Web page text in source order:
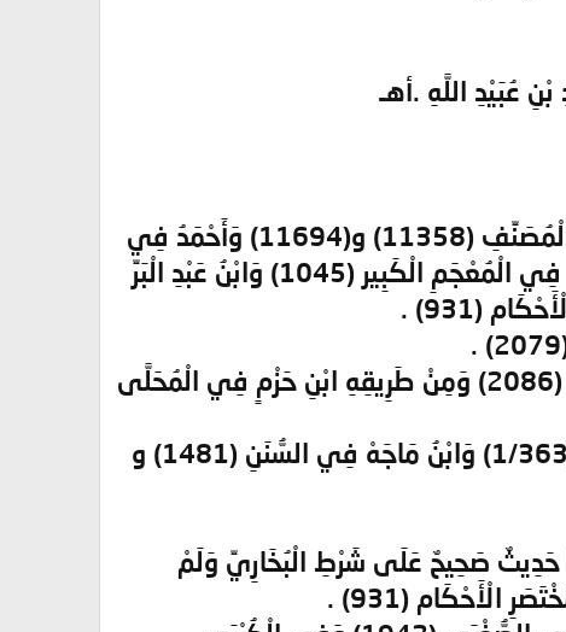
عُبَيْدِ اللَّهِ .أهـ
- وكيعُ بْنُ الْجَرَّاحِ عِنْدَ ابْنِ حِبَّانَ فِي صَحِيحِهِ (3049) وَابْنُ أَبِي شَيْبَةَ فِي الْمُصَنِّفِ (11358) و(11694) وَأَحْمَدُ فِي
الْمُسْنَدِ (17742) وَابْنُ الْمُنْذِرِ فِي الْأَوْسَطِ (3047) و (3094) وَالطَّبَرَانِيُّ فِي الْمُعْجَمِ الْكَبِير (1045) وَابْنُ عَبْدِ الْبَرِّ
- خالد بْنِ الْحَارِثِ عِنْدَ النَّسَائِيّ فِي الْمُجْتَبَى (1948) وَفِي السُّنَنِ الْكُبْرَى (2086) وَمِنْ طَرِيقِهِ ابْنِ حَزْمٍ فِي الْمُحَلَّى
- روح بْنُ عُبَادَةَ عِنْدَ أَحْمَدَ فِي الْمُسْنَدِ (17742) وَالْحَاكِمُ فِي الْمُسْتَدْرَكِ (1/363) وَابْنُ مَاجَهْ فِي السُّنَنِ (1481) و
الْحَاكِمِ فِي الْمُسْتَدْرَكِ (1/355) وَقَال : هَذَا حَدِيثٌ صَحِيحٌ عَلَى شَرْطِ الْبُخَارِيِّ وَلَمْ